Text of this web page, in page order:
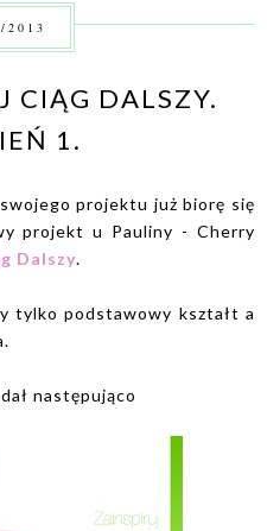
2013
CIĄG DALSZY.
1.
projektu już biorę się
projekt u Pauliny - Cherry
Dalszy.
tylko podstawowy kształt a
następująco